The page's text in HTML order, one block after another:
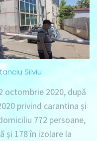
Silviu
octombrie 2020, după
privind carantina și
772 persoane,
și 178 în izolare la